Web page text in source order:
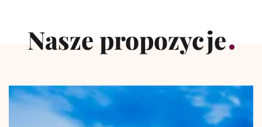
Nasze propozycje